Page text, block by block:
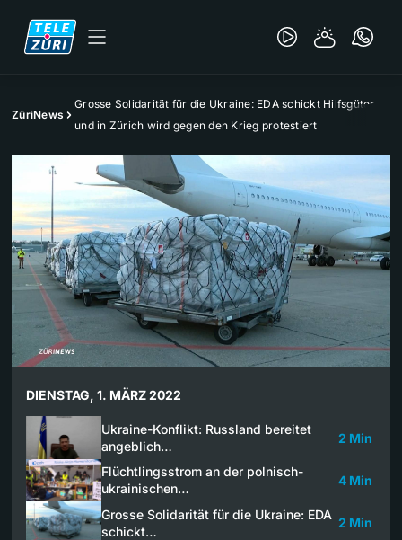
ZüriNews
Grosse Solidarität für die Ukraine: EDA schickt Hilfsgüter
und in Zürich wird gegen den Krieg protestiert
DIENSTAG, 1. MÄRZ 2022
Ukraine-Konflikt: Russland bereitet
angeblich…
2 Min
Flüchtlingsstrom an der polnisch-
ukrainischen…
4 Min
Grosse Solidarität für die Ukraine: EDA
schickt…
2 Min